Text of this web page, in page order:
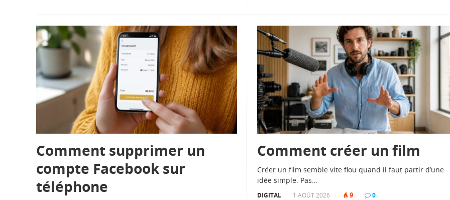
Comment supprimer un
compte Facebook sur
téléphone
Comment créer un film
Créer un film semble vite flou quand il faut partir d’une
idée simple. Pas…
DIGITAL 1 AOÛT 2026 9 0